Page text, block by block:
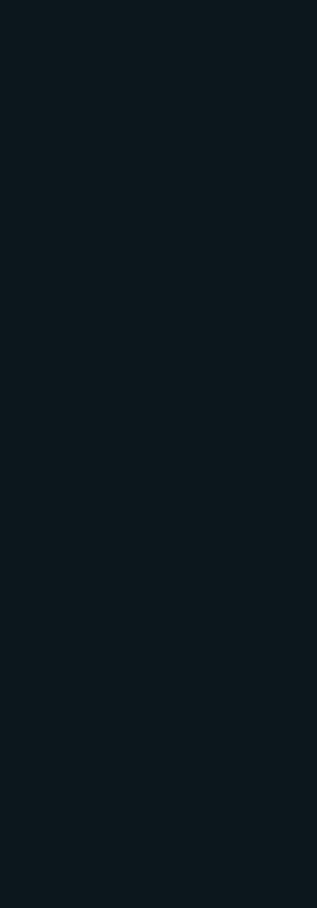
technique] pour une plage de
h. L’homologation confirme que la
dans le mode d’emploi
avec considération de certaines
corriger la valeur mesurée. Ce
la fiabilité et l’adéquation de
de véhicules nautiques. Dans
un petit véhicule au sens défini
portant sur la navigation de
sur les motomarines)
véhicules nautiques, l’appareil
est aussi autorisé comme
vitesse par l’Office fédéral de
raison pour laquelle la réponse à
concernant la preuve a déjà été
de mesure RIEGL FG 21-PS est
correctement la vitesse de
amenant à se saisir une
ne sont pas décelables et ne
permettant de penser que lors
des erreurs aient été
était au moment des faits
2012 (bordereau d’étalonnage
y compris le test de visée a
mesure (procès-verbal de mesure
l’appareil a été utilisé par un
d’une mesure à un autre
du mis en cause est à exclure. Les
lors de leur audition en tant
la méthode et la réussite
de mesure dont un procès-verbal
de la prise de mesure.
prescrites ou une
pas manifestes et ne sont pas
en cause. La vitesse rapide du
prouvée par une vidéo.
doute de la fiabilité de la